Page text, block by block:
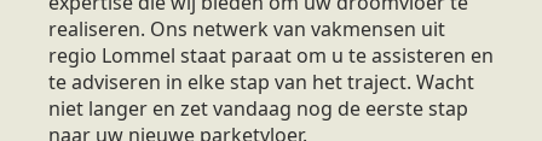
realiseren. Ons netwerk van vakmensen uit
regio Lommel staat paraat om u te assisteren en
te adviseren in elke stap van het traject. Wacht
niet langer en zet vandaag nog de eerste stap
naar uw nieuwe parketvloer.